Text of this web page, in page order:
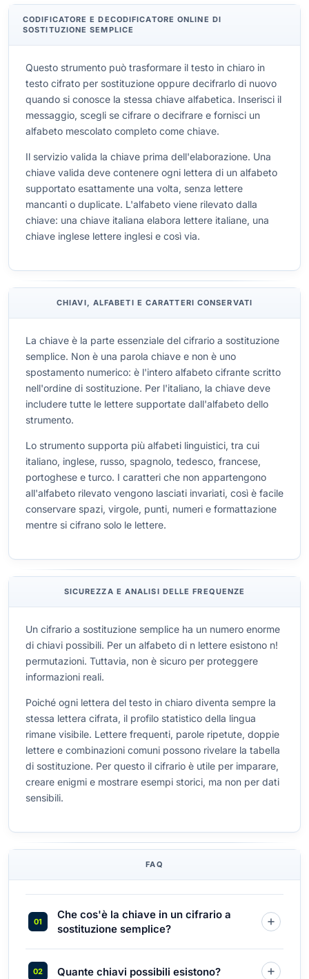
CODIFICATORE E DECODIFICATORE ONLINE DI
SOSTITUZIONE SEMPLICE
Questo strumento può trasformare il testo in chiaro in
testo cifrato per sostituzione oppure decifrarlo di nuovo
quando si conosce la stessa chiave alfabetica. Inserisci il
messaggio, scegli se cifrare o decifrare e fornisci un
alfabeto mescolato completo come chiave.
Il servizio valida la chiave prima dell'elaborazione. Una
chiave valida deve contenere ogni lettera di un alfabeto
supportato esattamente una volta, senza lettere
mancanti o duplicate. L'alfabeto viene rilevato dalla
chiave: una chiave italiana elabora lettere italiane, una
chiave inglese lettere inglesi e così via.
CHIAVI, ALFABETI E CARATTERI CONSERVATI
La chiave è la parte essenziale del cifrario a sostituzione
semplice. Non è una parola chiave e non è uno
spostamento numerico: è l'intero alfabeto cifrante scritto
nell'ordine di sostituzione. Per l'italiano, la chiave deve
includere tutte le lettere supportate dall'alfabeto dello
strumento.
Lo strumento supporta più alfabeti linguistici, tra cui
italiano, inglese, russo, spagnolo, tedesco, francese,
portoghese e turco. I caratteri che non appartengono
all'alfabeto rilevato vengono lasciati invariati, così è facile
conservare spazi, virgole, punti, numeri e formattazione
mentre si cifrano solo le lettere.
SICUREZZA E ANALISI DELLE FREQUENZE
Un cifrario a sostituzione semplice ha un numero enorme
di chiavi possibili. Per un alfabeto di n lettere esistono n!
permutazioni. Tuttavia, non è sicuro per proteggere
informazioni reali.
Poiché ogni lettera del testo in chiaro diventa sempre la
stessa lettera cifrata, il profilo statistico della lingua
rimane visibile. Lettere frequenti, parole ripetute, doppie
lettere e combinazioni comuni possono rivelare la tabella
di sostituzione. Per questo il cifrario è utile per imparare,
creare enigmi e mostrare esempi storici, ma non per dati
sensibili.
FAQ
Che cos'è la chiave in un cifrario a
sostituzione semplice?
Quante chiavi possibili esistono?